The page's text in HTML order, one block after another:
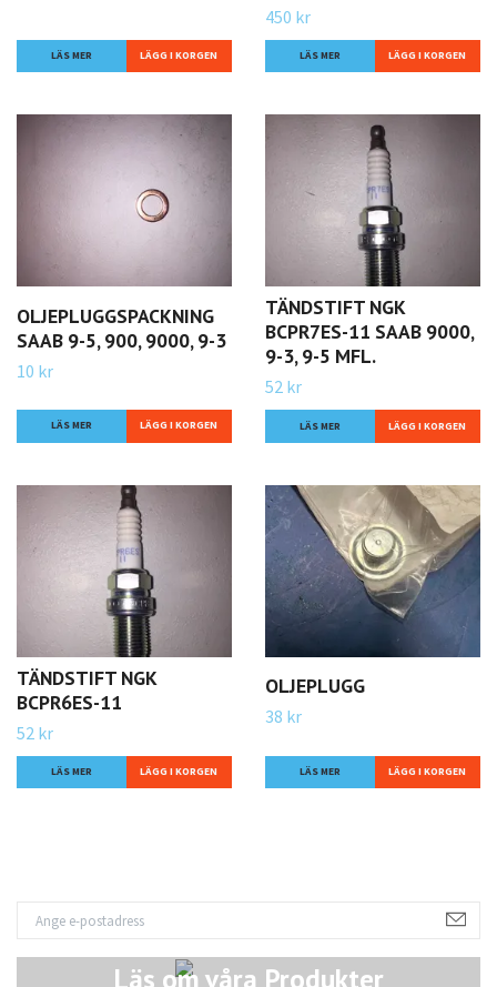
Läs om våra Produkter
LÄS MER
450 kr
LÄS MER
OLJEPLUGGSPACKNING
SAAB 9-5, 900, 9000, 9-3
10 kr
LÄS MER
TÄNDSTIFT NGK
BCPR7ES-11 SAAB 9000,
9-3, 9-5 MFL.
52 kr
LÄS MER
TÄNDSTIFT NGK
BCPR6ES-11
52 kr
LÄS MER
OLJEPLUGG
38 kr
LÄS MER